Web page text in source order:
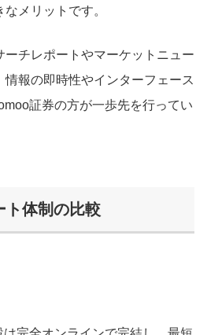
メリットです。
チレポートやマーケットニュー
情報の即時性やインターフェース
証券の方が一歩先を行ってい
ト体制の比較